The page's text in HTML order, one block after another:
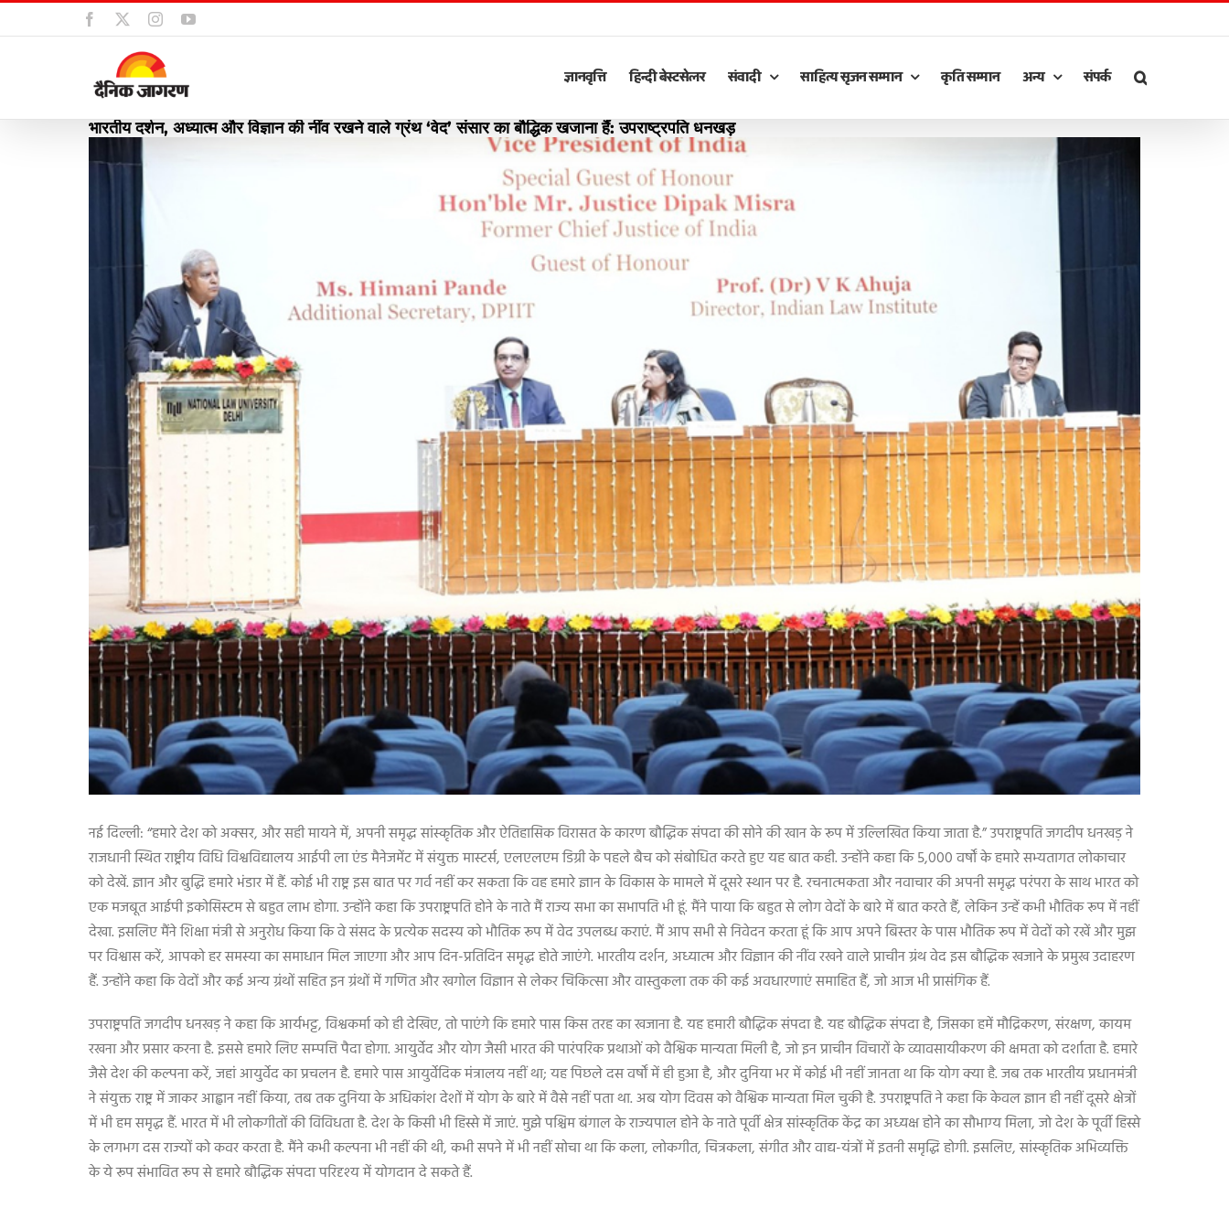
Skip
to
Facebook InstagramYouTube
ज्ञानवृत्ति हिन्दी बेस्टसेलर संवादी साहित्य सृजन सम्मान कृति सम्मान अन्य संपर्क
भारतीय दर्शन, अध्यात्म और विज्ञान की नींव रखने वाले ग्रंथ ‘वेद’ संसार का बौद्धिक खजाना हैं: उपराष्ट्रपति धनखड़
Larger
नई दिल्ली: “हमारे देश को अक्सर, और सही मायने में, अपनी समृद्ध सांस्कृतिक और ऐतिहासिक विरासत के कारण बौद्धिक संपदा की सोने की खान के रूप में उल्‍ल‍िखित किया जाता है.” उपराष्ट्रपति जगदीप धनखड़ ने
राजधानी स्थित राष्ट्रीय विधि विश्वविद्यालय आईपी ला एंड मैनेजमेंट में संयुक्त मास्टर्स, एलएलएम डिग्री के पहले बैच को संबोधित करते हुए यह बात कही. उन्होंने कहा कि 5,000 वर्षों के हमारे सभ्यतागत लोकाचार
को देखें. ज्ञान और बुद्धि हमारे भंडार में हैं. कोई भी राष्ट्र इस बात पर गर्व नहीं कर सकता कि वह हमारे ज्ञान के विकास के मामले में दूसरे स्थान पर है. रचनात्मकता और नवाचार की अपनी समृद्ध परंपरा के साथ भारत को
एक मजबूत आईपी इकोसिस्‍टम से बहुत लाभ होगा. उन्होंने कहा कि उपराष्ट्रपति होने के नाते मैं राज्य सभा का सभापति भी हूं. मैंने पाया कि बहुत से लोग वेदों के बारे में बात करते हैं, लेकिन उन्हें कभी भौतिक रूप में नहीं
देखा. इसलिए मैंने शिक्षा मंत्री से अनुरोध किया कि वे संसद के प्रत्येक सदस्य को भौतिक रूप में वेद उपलब्ध कराएं. मैं आप सभी से निवेदन करता हूं कि आप अपने बिस्तर के पास भौतिक रूप में वेदों को रखें और मुझ
पर विश्वास करें, आपको हर समस्या का समाधान मिल जाएगा और आप दिन-प्रतिदिन समृद्ध होते जाएंगे. भारतीय दर्शन, अध्यात्म और विज्ञान की नींव रखने वाले प्राचीन ग्रंथ वेद इस बौद्धिक खजाने के प्रमुख उदाहरण
हैं. उन्होंने कहा कि वेदों और कई अन्य ग्रंथों सहित इन ग्रंथों में गणित और खगोल विज्ञान से लेकर चिकित्सा और वास्तुकला तक की कई अवधारणाएं समाहित हैं, जो आज भी प्रासंगिक हैं.
उपराष्ट्रपति जगदीप धनखड़ ने कहा कि आर्यभट्ट, विश्वकर्मा को ही देखिए, तो पाएंगे कि हमारे पास किस तरह का खजाना है. यह हमारी बौद्धिक संपदा है. यह बौद्धिक संपदा है, जिसका हमें मौद्रिकरण, संरक्षण, कायम
रखना और प्रसार करना है. इससे हमारे लिए सम्‍पत्ति पैदा होगा. आयुर्वेद और योग जैसी भारत की पारंपरिक प्रथाओं को वैश्विक मान्यता मिली है, जो इन प्राचीन विचारों के व्यावसायीकरण की क्षमता को दर्शाता है. हमारे
जैसे देश की कल्पना करें, जहां आयुर्वेद का प्रचलन है. हमारे पास आयुर्वेदिक मंत्रालय नहीं था; यह पिछले दस वर्षों में ही हुआ है, और दुनिया भर में कोई भी नहीं जानता था कि योग क्या है. जब तक भारतीय प्रधानमंत्री
ने संयुक्त राष्ट्र में जाकर आह्वान नहीं किया, तब तक दुनिया के अधिकांश देशों में योग के बारे में वैसे नहीं पता था. अब योग दिवस को वैश्विक मान्यता मिल चुकी है. उपराष्ट्रपति ने कहा कि केवल ज्ञान ही नहीं दूसरे क्षेत्रों
में भी हम समृद्ध हैं. भारत में भी लोकगीतों की विविधता है. देश के किसी भी हिस्से में जाएं. मुझे पश्चिम बंगाल के राज्यपाल होने के नाते पूर्वी क्षेत्र सांस्कृतिक केंद्र का अध्यक्ष होने का सौभाग्य मिला, जो देश के पूर्वी हिस्से
के लगभग दस राज्यों को कवर करता है. मैंने कभी कल्पना भी नहीं की थी, कभी सपने में भी नहीं सोचा था कि कला, लोकगीत, चित्रकला, संगीत और वाद्य-यंत्रों में इतनी समृद्धि होगी. इसलिए, सांस्कृतिक अभिव्यक्ति
के ये रूप संभावित रूप से हमारे बौद्धिक संपदा परिदृश्य में योगदान दे सकते हैं.